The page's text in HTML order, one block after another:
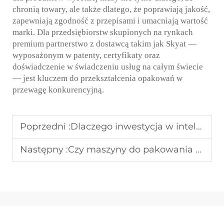
chronią towary, ale także dlatego, że poprawiają jakość,
zapewniają zgodność z przepisami i umacniają wartość
marki. Dla przedsiębiorstw skupionych na rynkach
premium partnerstwo z dostawcą takim jak Skyat —
wyposażonym w patenty, certyfikaty oraz
doświadczenie w świadczeniu usług na całym świecie
— jest kluczem do przekształcenia opakowań w
przewagę konkurencyjną.
Poprzedni :Dlaczego inwestycja w inteligentne maszyny termokurczliwe jest warta tego dla Twojej firmy
Następny :Czy maszyny do pakowania puszek mogą poprawić prezentację produktu